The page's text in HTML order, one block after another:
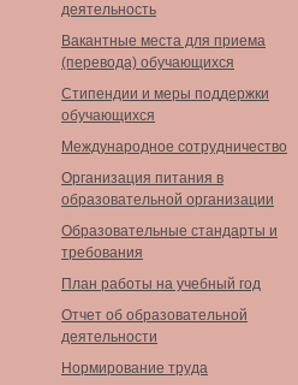
деятельность
Вакантные места для приема
(перевода) обучающихся
Стипендии и меры поддержки
обучающихся
Международное сотрудничество
Организация питания в
образовательной организации
Образовательные стандарты и
требования
План работы на учебный год
Отчет об образовательной
деятельности
Нормирование труда